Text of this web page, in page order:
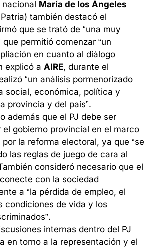
nacional María de los Ángeles
también destacó el
que se trató de “una muy
que permitió comenzar “un
en cuanto al diálogo
explicó a AIRE, durante el
“un análisis pormenorizado
social, económica, política y
provincia y del país”.
además que el PJ debe ser
gobierno provincial en el marco
la reforma electoral, ya que “se
las reglas de juego de cara al
consideró necesario que el
con la sociedad
a “la pérdida de empleo, el
condiciones de vida y los